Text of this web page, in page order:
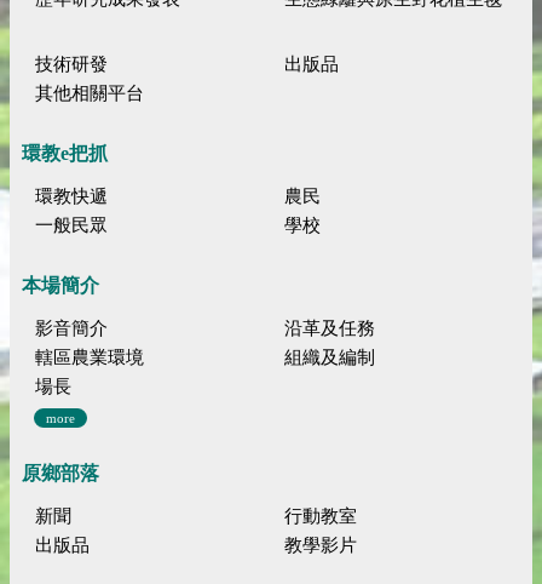
技術研發
出版品
其他相關平台
環教e把抓
環教快遞
農民
一般民眾
學校
本場簡介
影音簡介
沿革及任務
轄區農業環境
組織及編制
場長
more
原鄉部落
新聞
行動教室
出版品
教學影片